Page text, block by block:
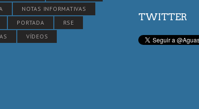
NOTAS INFORMATIVAS
PORTADA
RSE
VÍDEOS
TWITTER